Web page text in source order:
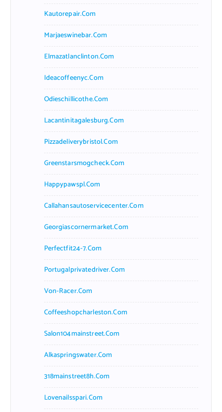
Kautorepair.com
Marjaeswinebar.com
Elmazatlanclinton.com
Ideacoffeenyc.com
Odieschillicothe.com
Lacantinitagalesburg.com
Pizzadeliverybristol.com
Greenstarsmogcheck.com
Happypawspl.com
Callahansautoservicecenter.com
Georgiascornermarket.com
Perfectfit24-7.com
Portugalprivatedriver.com
Von-Racer.com
Coffeeshopcharleston.com
Salon104mainstreet.com
Alkaspringswater.com
318mainstreet8h.com
Lovenailsspari.com